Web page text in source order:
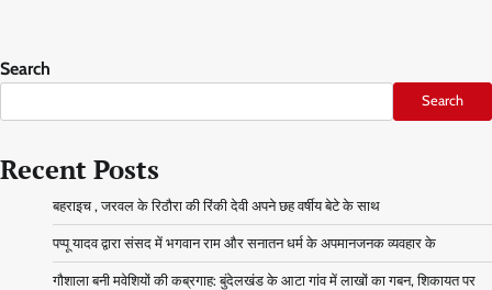
Search
Search
Recent Posts
बहराइच , जरवल के रिठौरा की रिंकी देवी अपने छह वर्षीय बेटे के साथ
पप्पू यादव द्वारा संसद में भगवान राम और सनातन धर्म के अपमानजनक व्यवहार के
गौशाला बनी मवेशियों की कब्रगाह: बुंदेलखंड के आटा गांव में लाखों का गबन, शिकायत पर